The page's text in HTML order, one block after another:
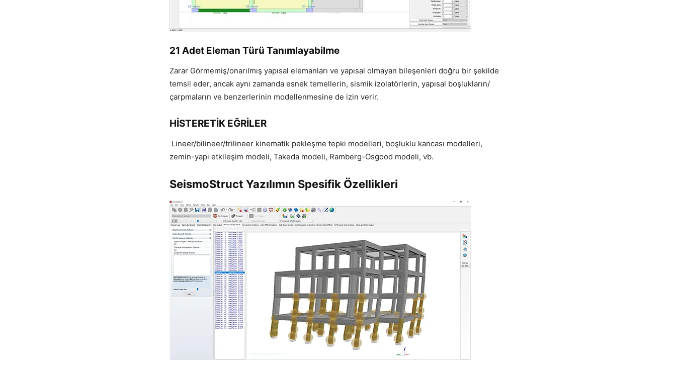
21 Adet Eleman Türü Tanımlayabilme
Zarar Görmemiş/onarılmış yapısal elemanları ve yapısal olmayan bileşenleri doğru bir şekilde
temsil eder, ancak aynı zamanda esnek temellerin, sismik izolatörlerin, yapısal boşlukların/
çarpmaların ve benzerlerinin modellenmesine de izin verir.
HİSTERETİK EĞRİLER
Lineer/bilineer/trilineer kinematik pekleşme tepki modelleri, boşluklu kancası modelleri,
zemin-yapı etkileşim modeli, Takeda modeli, Ramberg-Osgood modeli, vb.
SeismoStruct Yazılımın Spesifik Özellikleri